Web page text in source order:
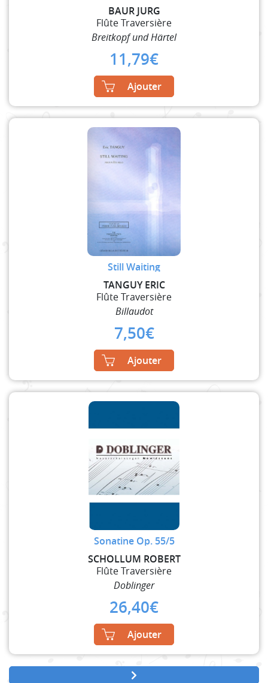
BAUR JURG
Flûte Traversière
Breitkopf und Härtel
11,79€
Ajouter
Still Waiting
TANGUY ERIC
Flûte Traversière
Billaudot
7,50€
Ajouter
Sonatine Op. 55/5
SCHOLLUM ROBERT
Flûte Traversière
Doblinger
26,40€
Ajouter